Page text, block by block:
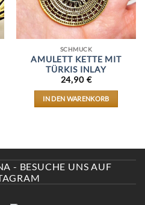
SCHMUCK
AMULETT KETTE MIT
TÜRKIS INLAY
24,90 €
IN DEN WARENKORB
- BESUCHE UNS AUF